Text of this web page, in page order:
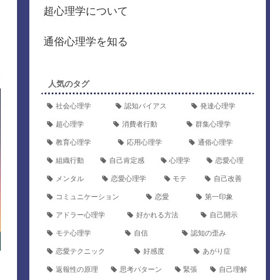
超心理学について
通俗心理学を知る
人気のタグ
社会心理学 認知バイアス 発達心理学
超心理学 消費者行動 群集心理学
教育心理学 応用心理学 通俗心理学
組織行動 自己肯定感 心理学 恋愛心理
メンタル 恋愛心理学 モテ 自己改善
コミュニケーション 恋愛 第一印象
アドラー心理学 好かれる方法 自己開示
モテ心理学 自信 認知の歪み
恋愛テクニック 好感度 あがり症
返報性の原理 思考パターン 緊張 自己理解